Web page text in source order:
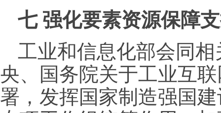
七 强化要素资源保障
工业和信息化部会同
央、国务院关于工业互
署，发挥国家制造强国